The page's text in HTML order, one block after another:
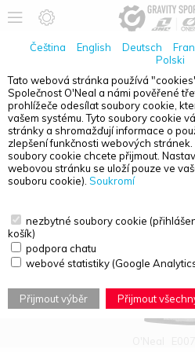
Čeština English Deutsch
Polski
Tato webová stránka používá
Společnost O'Neal a námi pověřené
prohlížeče odesílat soubory cookie,
vašem systému. Tyto soubory cookie
stránky a shromažďují informace o
zlepšení funkčnosti webových
soubory cookie chcete přijmout.
webovou stránku se uloží pouze ve
souboru cookie). Soukromí
nezbytné soubory cookie
košík)
podpora chatu
webové statistiky (Google
Přijmout výběr Přijmout
PŘEHLED PRODUKTŮ - ŽENY